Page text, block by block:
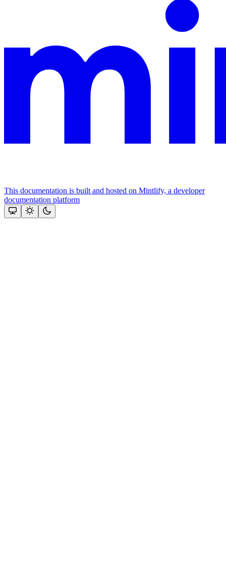
This documentation is built and hosted on Mintlify, a developer
documentation platform